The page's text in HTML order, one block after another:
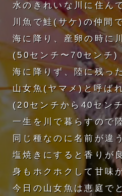
水のきれいな川に住ん
川魚で鮭(サケ)の仲間
海に降り、産卵の時に
(50センチ〜70センチ)
海に降りず、陸に残っ
山女魚(ヤマメ)と呼ば
(20センチから40セン
一生を川で暮らすので
同じ種なのに名前が違
塩焼きにすると香りが
身もホクホクして甘味
今日の山女魚は恵庭で